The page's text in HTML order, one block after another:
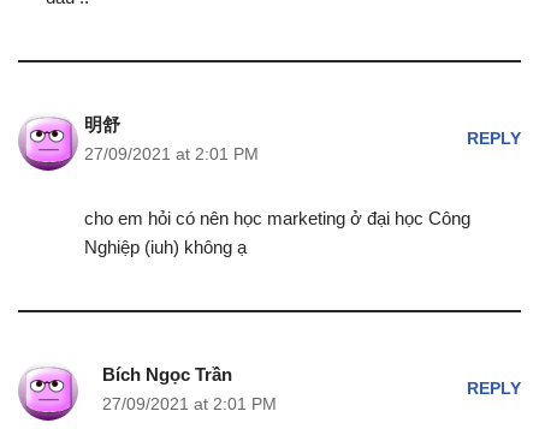
明舒
27/09/2021 at 2:01 PM
REPLY
cho em hỏi có nên học marketing ở đại học Công
Nghiệp (iuh) không ạ
Bích Ngọc Trần
27/09/2021 at 2:01 PM
REPLY